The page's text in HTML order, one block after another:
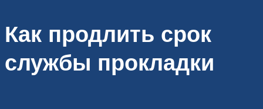
Как продлить срок
службы прокладки